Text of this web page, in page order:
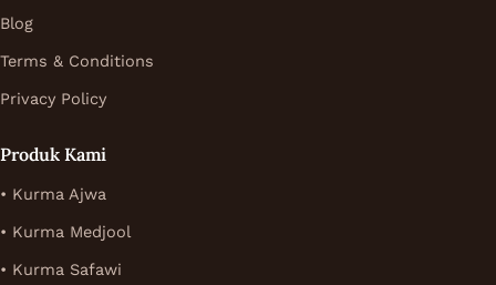
Blog
Terms & Conditions
Privacy Policy
Produk Kami
• Kurma Ajwa
• Kurma Medjool
• Kurma Safawi